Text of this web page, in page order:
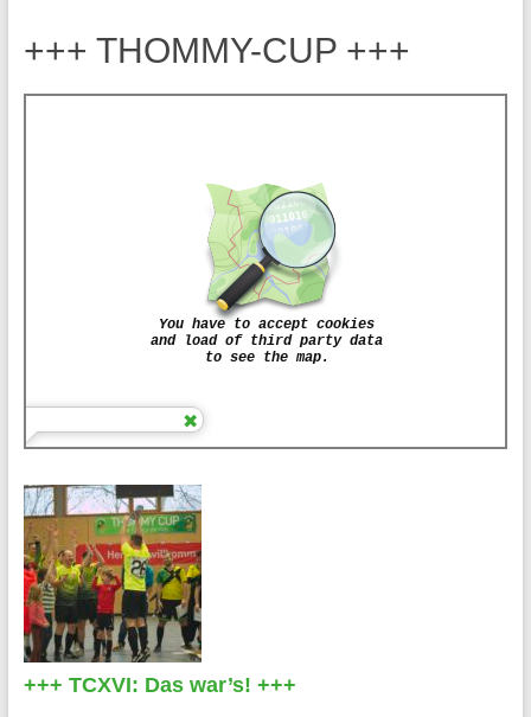
+++ THOMMY-CUP +++
+++ TCXVI: Das war’s! +++